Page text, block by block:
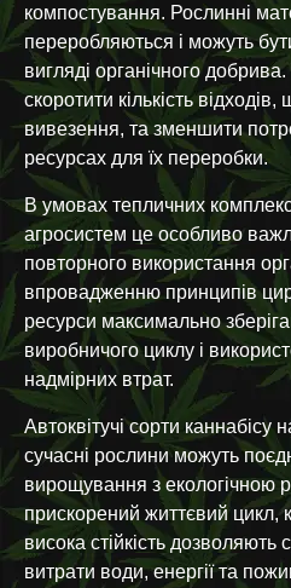
компостування. Рослинні
переробляються і можуть
вигляді органічного
скоротити кількість
вивезення, та зменшити
ресурсах для їх переробки.
В умовах тепличних
агросистем це особливо
повторного використання
впровадженню принципів
ресурси максимально
виробничого циклу і
надмірних втрат.
Автоквітучі сорти
сучасні рослини можуть
вирощування з екологічною
прискорений життєвий цикл,
висока стійкість дозволяють
витрати води, енергії та